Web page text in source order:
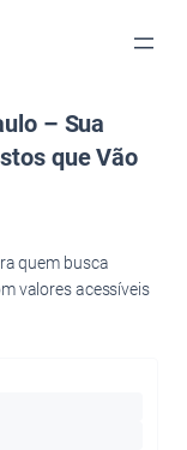
– Sua
que Vão
quem busca
valores acessíveis